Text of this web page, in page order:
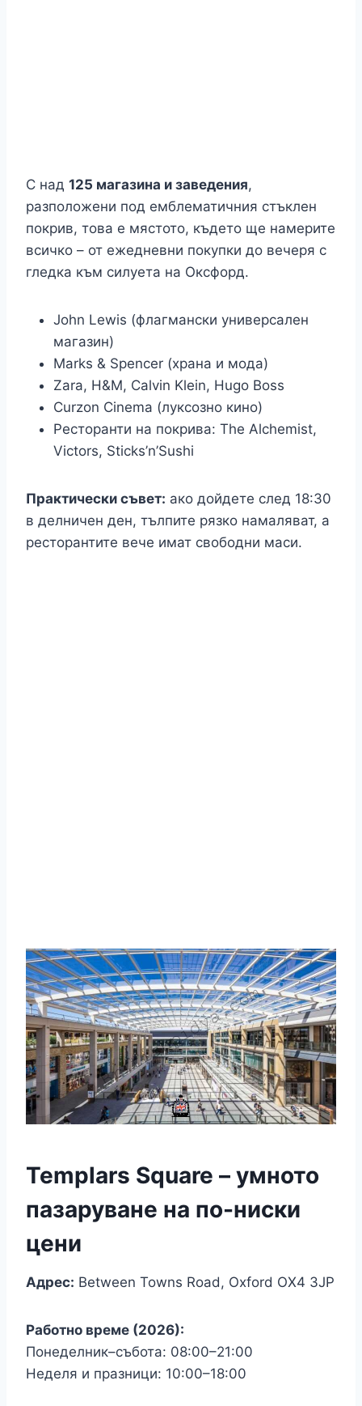
С над 125 магазина и заведения,
разположени под емблематичния стъклен
покрив, това е мястото, където ще намерите
всичко – от ежедневни покупки до вечеря с
гледка към силуета на Оксфорд.
John Lewis (флагмански универсален
магазин)
Marks & Spencer (храна и мода)
Zara, H&M, Calvin Klein, Hugo Boss
Curzon Cinema (луксозно кино)
Ресторанти на покрива: The Alchemist,
Victors, Sticks’n’Sushi
Практически съвет: ако дойдете след 18:30
в делничен ден, тълпите рязко намаляват, а
ресторантите вече имат свободни маси.
Templars Square – умното
пазаруване на по-ниски
цени
Адрес: Between Towns Road, Oxford OX4 3JP
Работно време (2026):
Понеделник–събота: 08:00–21:00
Неделя и празници: 10:00–18:00